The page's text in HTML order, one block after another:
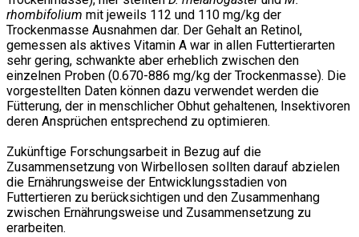
rhombifolium mit jeweils 112 und 110 mg/kg der
Trockenmasse Ausnahmen dar. Der Gehalt an Retinol,
gemessen als aktives Vitamin A war in allen Futtertierarten
sehr gering, schwankte aber erheblich zwischen den
einzelnen Proben (0.670-886 mg/kg der Trockenmasse). Die
vorgestellten Daten können dazu verwendet werden die
Fütterung, der in menschlicher Obhut gehaltenen, Insektivoren
deren Ansprüchen entsprechend zu optimieren.
Zukünftige Forschungsarbeit in Bezug auf die
Zusammensetzung von Wirbellosen sollten darauf abzielen
die Ernährungsweise der Entwicklungsstadien von
Futtertieren zu berücksichtigen und den Zusammenhang
zwischen Ernährungsweise und Zusammensetzung zu
erarbeiten.